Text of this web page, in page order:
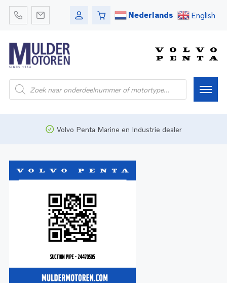
Nederlands English
Onderdelen
Bedrijfsvaart
Onderdelen
Motoren
Onderdelen
Service en onderhoud
Volvo Penta Marine en Industrie dealer